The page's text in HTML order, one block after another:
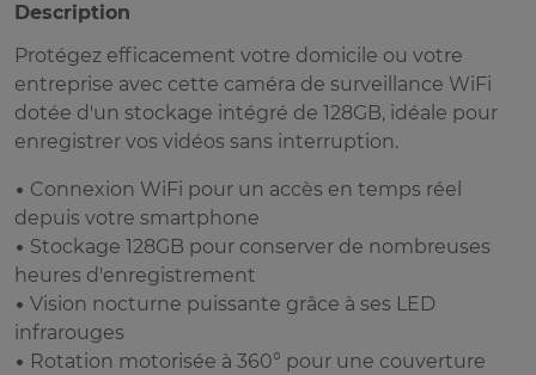
Description
Protégez efficacement votre domicile ou votre
entreprise avec cette caméra de surveillance WiFi
dotée d'un stockage intégré de 128GB, idéale pour
enregistrer vos vidéos sans interruption.
• Connexion WiFi pour un accès en temps réel
depuis votre smartphone
• Stockage 128GB pour conserver de nombreuses
heures d'enregistrement
• Vision nocturne puissante grâce à ses LED
infrarouges
• Rotation motorisée à 360° pour une couverture